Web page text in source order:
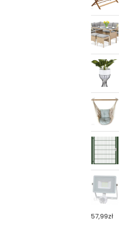
57,99zł